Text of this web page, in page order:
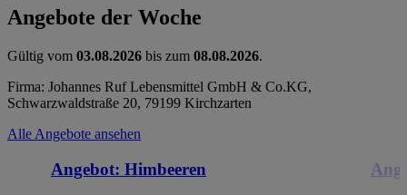
Angebote der Woche
Gültig vom 03.08.2026 bis zum 08.08.2026.
Firma: Johannes Ruf Lebensmittel GmbH & Co.KG,
Schwarzwaldstraße 20, 79199 Kirchzarten
Alle Angebote ansehen
Angebot: Himbeeren